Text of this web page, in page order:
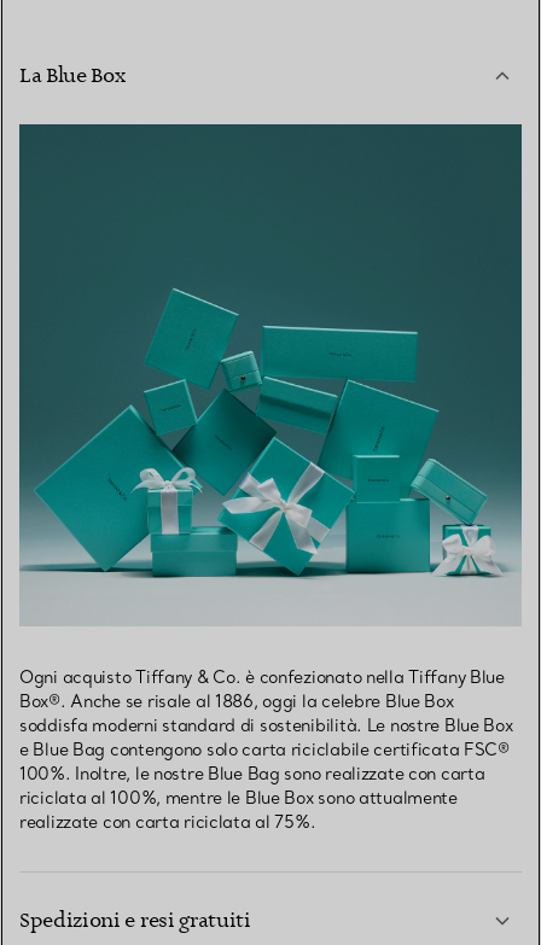
La Blue Box
Ogni acquisto Tiffany & Co. è confezionato nella Tiffany Blue
Box®. Anche se risale al 1886, oggi la celebre Blue Box
soddisfa moderni standard di sostenibilità. Le nostre Blue Box
e Blue Bag contengono solo carta riciclabile certificata FSC®
100%. Inoltre, le nostre Blue Bag sono realizzate con carta
riciclata al 100%, mentre le Blue Box sono attualmente
realizzate con carta riciclata al 75%.
Spedizioni e resi gratuiti